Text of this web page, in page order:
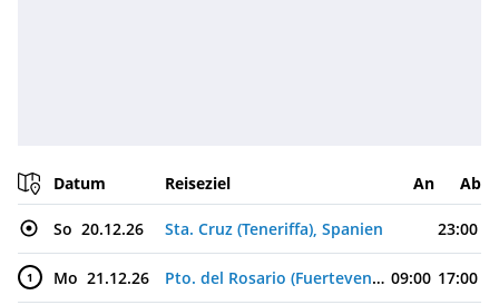
Datum Reiseziel An Ab
So 20.12.26 Sta. Cruz (Teneriffa), Spanien 23:00
1 Mo 21.12.26 Pto. del Rosario (Fuerteventura), Spanien 09:00 17:00